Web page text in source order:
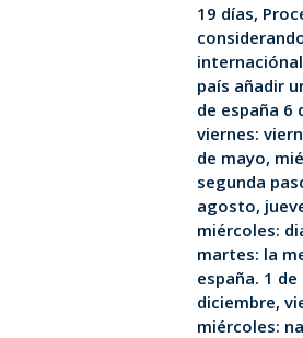
19 días,
país añadir
de españa 6
viernes:
de mayo,
segunda
agosto,
miércoles:
martes: la
españa. 1
diciembre,
miércoles: